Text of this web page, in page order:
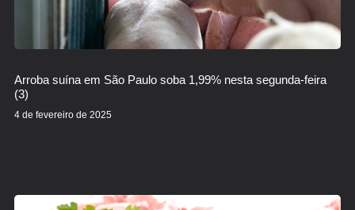
Arroba suína em São Paulo soba 1,99% nesta segunda-feira
(3)
4 de fevereiro de 2025